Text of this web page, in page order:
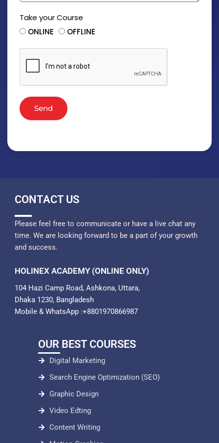
Take your Course
ONLINE
OFFLINE
Send
CONTACT US
Please feel free to communicate or have a live chat any
time. We are looking forward to be a part of your growth
and success.
HOLINEX ACADEMY (ONLINE ONLY)
104 Hazi Camp Road, Ashkona, Uttara,
Dhaka 1230, Bangladesh
Mobile & WhatsApp :+8801970866987
OUR BEST COURSES
Digital Marketing
Search Engine Optimization (SEO)
Graphic Design
Video Edting
Content Writing